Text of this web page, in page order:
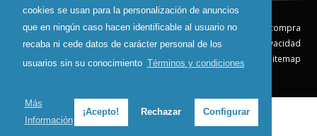
cookies se usan para la personalización de anuncios
que en ningún caso hacen identificable al usuario no
recaba ni cede datos de carácter personal de los
usuarios sin su conocimiento Términos y condiciones
Más
Información
¡Acepto! Rechazar Configurar
Contacto Aviso Legal
Condiciones de compra
Política de envíos
Política de devolución
Política de Privacidad
Política de Cookies
Sitemap